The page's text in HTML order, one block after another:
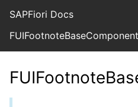
SAPFiori Docs